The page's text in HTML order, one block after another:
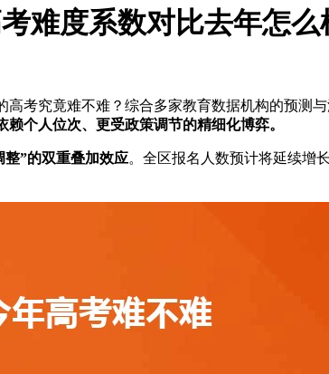
难度系数对比去年怎么
考究竟难不难？综合多家教育数据机构的预测
个人位次、更受政策调节的精细化博弈。
整”的双重叠加效应。全区报名人数预计将延续增